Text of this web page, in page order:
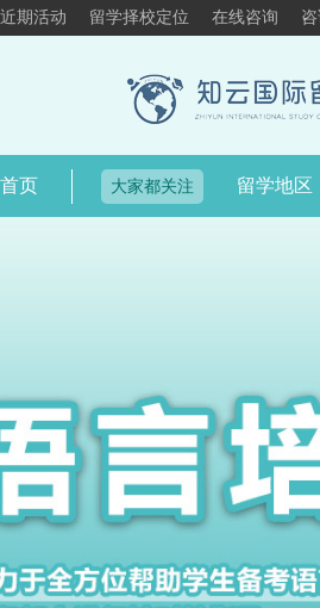
近期活动 留学择校定位 在线咨询
首页 大家都关注 留学地区